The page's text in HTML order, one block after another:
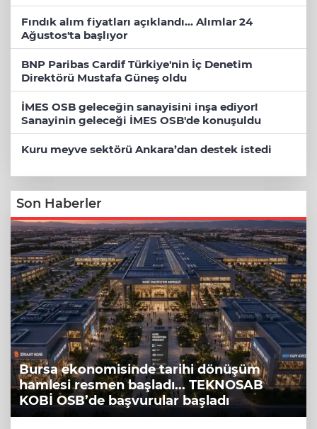
Fındık alım fiyatları açıklandı... Alımlar 24
Ağustos'ta başlıyor
BNP Paribas Cardif Türkiye'nin İç Denetim
Direktörü Mustafa Güneş oldu
İMES OSB geleceğin sanayisini inşa ediyor!
Sanayinin geleceği İMES OSB'de konuşuldu
Kuru meyve sektörü Ankara’dan destek istedi
Son Haberler
Bursa ekonomisinde tarihi dönüşüm
hamlesi resmen başladı... TEKNOSAB
KOBİ OSB’de başvurular başladı